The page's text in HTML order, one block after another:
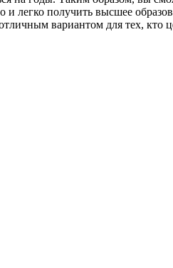
легко получить высшее
вариантом для тех, кто